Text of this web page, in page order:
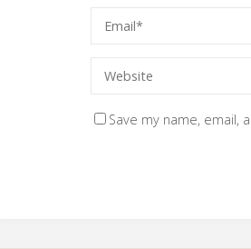
Save my name, email,